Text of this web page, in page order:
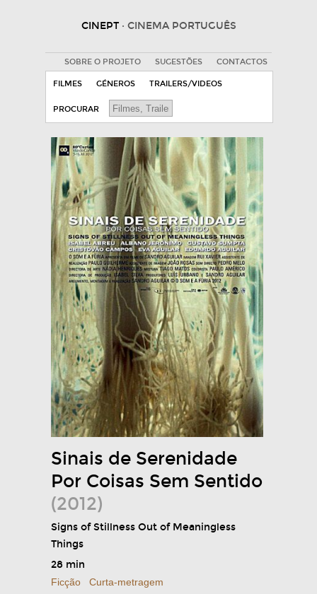
CINEPT · CINEMA PORTUGUÊS
SOBRE O PROJETO SUGESTÕES CONTACTOS
FILMES GÉNEROS TRAILERS/VIDEOS
PROCURAR
Sinais de Serenidade
Por Coisas Sem Sentido
(2012)
Signs of Stillness Out of Meaningless
Things
28 min
Ficção
Curta-metragem